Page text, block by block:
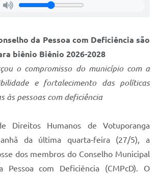
da Pessoa com Deficiência são
biênio Biênio 2026-2028
o compromisso do município com a
e fortalecimento das políticas
às pessoas com deficiência
Direitos Humanos de Votuporanga
da última quarta-feira (27/5), a
dos membros do Conselho Municipal
Pessoa com Deficiência (CMPcD). O